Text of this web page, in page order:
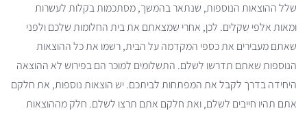
שלל ההוצאות הנוספות, שנתאר בהמשך, מסתכמות בקלות לעשרות
ומאות אלפי שקלים. לכן, אחרי שמצאתם את בית החלומות שלכם ולפני
שאתם מעבירים את כספי המקדמה על הבית, רשמו את כל ההוצאות
הנוספות שאתם תדרשו לשלם. התשלומים למוכר הם בפירוש לא ההוצאה
היחידה בדרך לקבל את המפתחות לביתכם. יש הוצאות נוספות, את חלקם
אתם תהיו חייבים לשלם, ואת חלקם אתם תרצו לשלם. חלק מההוצאות